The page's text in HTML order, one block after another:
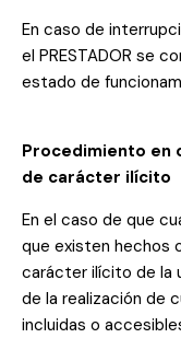
En caso de
el PRESTADOR se
estado de
Procedimiento en
de carácter ilícito
En el caso de que
que existen hechos
carácter ilícito de la
de la realización de
incluidas o